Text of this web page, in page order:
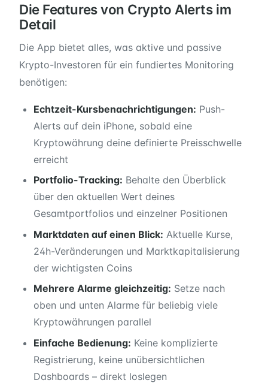
Die Features von Crypto Alerts im
Detail
Die App bietet alles, was aktive und passive
Krypto-Investoren für ein fundiertes Monitoring
benötigen:
Echtzeit-Kursbenachrichtigungen: Push-
Alerts auf dein iPhone, sobald eine
Kryptowährung deine definierte Preisschwelle
erreicht
Portfolio-Tracking: Behalte den Überblick
über den aktuellen Wert deines
Gesamtportfolios und einzelner Positionen
Marktdaten auf einen Blick: Aktuelle Kurse,
24h-Veränderungen und Marktkapitalisierung
der wichtigsten Coins
Mehrere Alarme gleichzeitig: Setze nach
oben und unten Alarme für beliebig viele
Kryptowährungen parallel
Einfache Bedienung: Keine komplizierte
Registrierung, keine unübersichtlichen
Dashboards – direkt loslegen